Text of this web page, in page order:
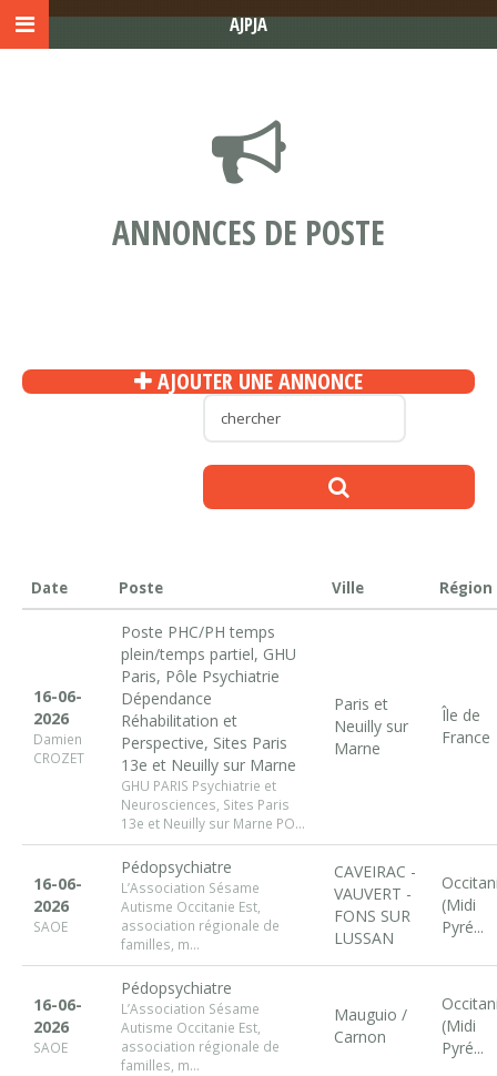
ANNONCES DE POSTE
AJOUTER UNE ANNONCE
Date Poste Ville Région
16-06-
2026
Damien
CROZET
Poste PHC/PH temps
plein/temps partiel, GHU
Paris, Pôle Psychiatrie
Dépendance
Réhabilitation et
Perspective, Sites Paris
13e et Neuilly sur Marne
GHU PARIS Psychiatrie et
Neurosciences, Sites Paris
13e et Neuilly sur Marne PO...
Paris et
Neuilly sur
Marne
Île de
France
16-06-
2026
SAOE
Pédopsychiatre
L’Association Sésame
Autisme Occitanie Est,
association régionale de
familles, m...
CAVEIRAC -
VAUVERT -
FONS SUR
LUSSAN
(Midi
Pyré...
16-06-
2026
SAOE
Pédopsychiatre
L’Association Sésame
Autisme Occitanie Est,
association régionale de
familles, m...
Mauguio /
Carnon
(Midi
Pyré...
AJPJA